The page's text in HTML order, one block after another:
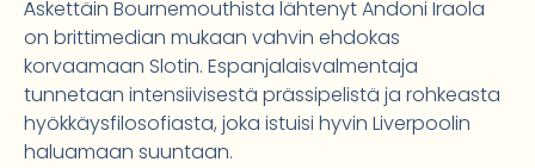
Äskettäin Bournemouthista lähtenyt Andoni Iraola
on brittimedian mukaan vahvin ehdokas
korvaamaan Slotin. Espanjalaisvalmentaja
tunnetaan intensiivisestä prässipelistä ja rohkeasta
hyökkäysfilosofiasta, joka istuisi hyvin Liverpoolin
haluamaan suuntaan.